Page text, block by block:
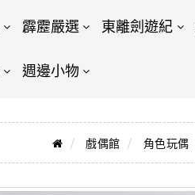
霹靂嚴選 東離劍遊紀
週邊小物
戲偶館 角色玩偶